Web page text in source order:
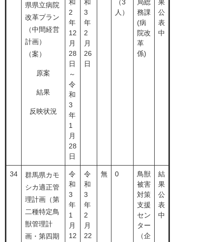
県県立病院
改革プラン
（中間経営
計画）
（案）
原案
結果
反映状況
和
2
年
12
月
28
日
～
令
和
3
年
1
月
28
日
和
3
年
2
月
26
日
（3
人）
局総
務課
(病
院改
革
係)
果
公
表
中
34
群馬県カモ
シカ適正管
理計画（第
二種特定鳥
獣管理計
画・第四期
令
和
3
年
1
月
12
令
和
3
年
2
月
22
無 0
鳥獣
被害
対策
支援
セン
ター
（企
結
果
公
表
中